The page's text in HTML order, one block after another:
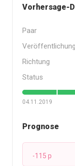
Vorhersage-
Paar
Richtung
Status
04.11.2019
Prognose
-115 p